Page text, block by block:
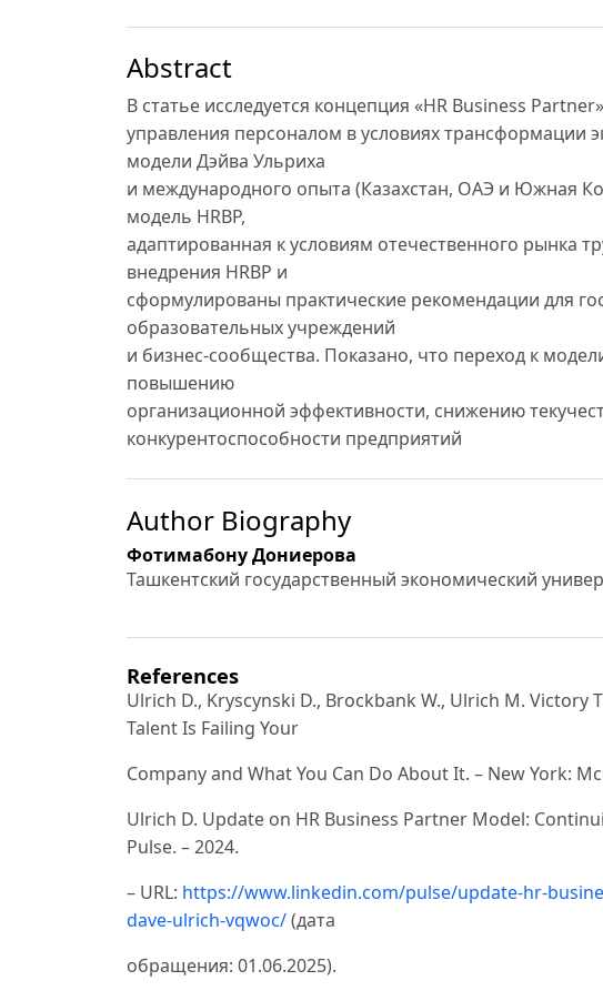
Abstract
В статье исследуется концепция «HR Business
управления персоналом в условиях трансформации
модели Дэйва Ульриха
и международного опыта (Казахстан, ОАЭ и Южная
модель HRBP,
адаптированная к условиям отечественного рынка
внедрения HRBP и
сформулированы практические рекомендации для
образовательных учреждений
и бизнес-сообщества. Показано, что переход к
повышению
организационной эффективности, снижению
конкурентоспособности предприятий
Author Biography
Фотимабону Дониерова
Ташкентский государственный экономический
References
Ulrich D., Kryscynski D., Brockbank W., Ulrich M.
Talent Is Failing Your
Company and What You Can Do About It. – New York:
Ulrich D. Update on HR Business Partner Model:
Pulse. – 2024.
– URL: https://www.linkedin.com/pulse/update-hr-
dave-ulrich-vqwoc/(дата
обращения: 01.06.2025).